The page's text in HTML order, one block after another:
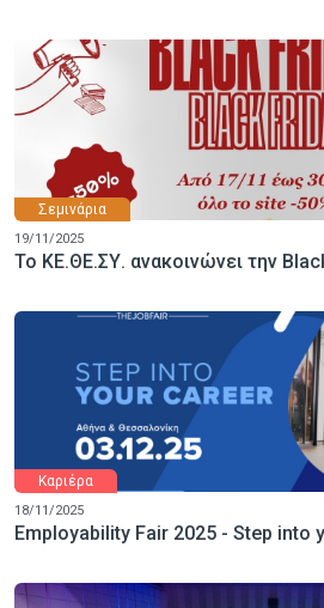
Σεμινάρια
19/11/2025
Το ΚΕ.ΘΕ.ΣΥ. ανακοινώνει την
Καριέρα
18/11/2025
Employability Fair 2025 - Step into